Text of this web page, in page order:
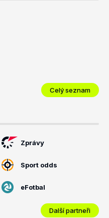
Celý seznam
Zprávy
Sport odds
eFotbal
Další partneři